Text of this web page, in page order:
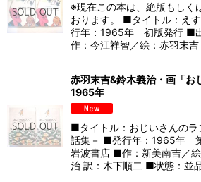
※現在この本は、絶版もしく
おります。 ■タイトル：え
行年：1965年 初版発行 ■
作：今江祥智／絵：赤羽末
赤羽末吉&鈴木義治・画「お
1965年
■タイトル：おじいさんの
話集－ ■発行年：1965年
岩波書店 ■作：新美南吉／
治 訳：木下順二 ■状態：並